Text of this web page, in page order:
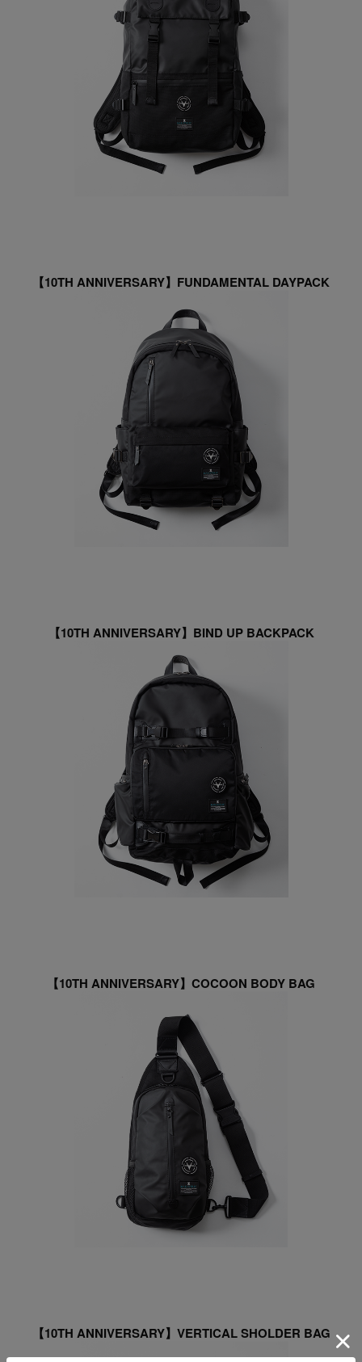
【10TH ANNIVERSARY】FUNDAMENTAL DAYPACK
【10TH ANNIVERSARY】BIND UP BACKPACK
【10TH ANNIVERSARY】COCOON BODY BAG
【10TH ANNIVERSARY】VERTICAL SHOLDER BAG